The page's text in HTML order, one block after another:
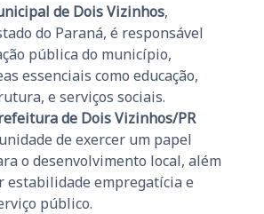
de Dois Vizinhos,
do Paraná, é responsável
pública do município,
essenciais como educação,
e serviços sociais.
de Dois Vizinhos/PR
de exercer um papel
o desenvolvimento local, além
estabilidade empregatícia e
público.